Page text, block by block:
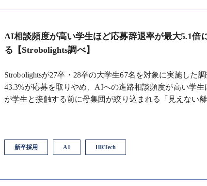
AI相談頻度が高い学生ほど応募辞退率が最大5.1倍
る【Strobolights調べ】
Strobolightsが27卒・28卒の大学生67名を対象に実施した
43.3%が応募を取りやめ、AIへの進路相談頻度が高い学
が学生と接触する前に母集団が絞り込まれる「見えない
新卒採用 AI HRTech